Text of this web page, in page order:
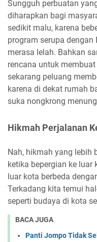
Sungguh perbuatan
diharapkan bagi
sedikit malu, karena
program serupa
merasa lelah. Bahkan
rencana untuk
sekarang peluang
karena di dekat rumah
suka nongkrong
Hikmah Perjalanan
Nah, hikmah yang lebih
ketika bepergian ke luar
luar kota berbeda
Terkadang kita temui
seperti budaya di kota
BACA JUGA
Panti Jompo Tidak